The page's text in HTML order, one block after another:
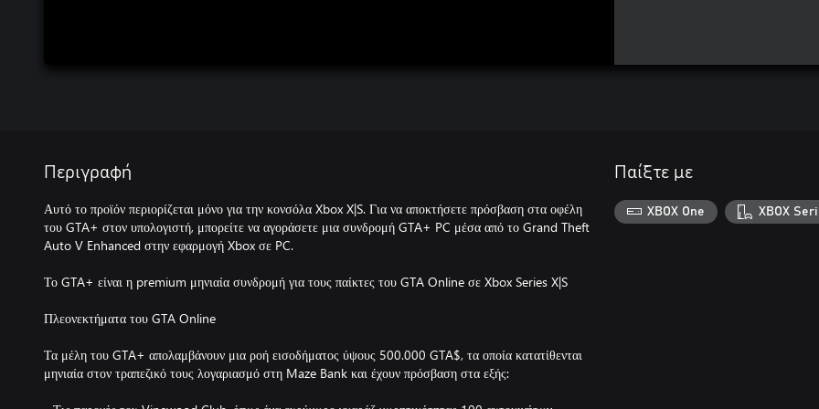
Περιγραφή
Αυτό το προϊόν περιορίζεται μόνο για την κονσόλα Xbox X|S. Για να αποκτήσετε πρόσβαση στα οφέλη
του GTA+ στον υπολογιστή, μπορείτε να αγοράσετε μια συνδρομή GTA+ PC μέσα από το Grand Theft
Auto V Enhanced στην εφαρμογή Xbox σε PC.
Το GTA+ είναι η premium μηνιαία συνδρομή για τους παίκτες του GTA Online σε Xbox Series X|S
Πλεονεκτήματα του GTA Online
Τα μέλη του GTA+ απολαμβάνουν μια ροή εισοδήματος ύψους 500.000 GTA$, τα οποία κατατίθενται
μηνιαία στον τραπεζικό τους λογαριασμό στη Maze Bank και έχουν πρόσβαση στα εξής:
Παίξτε με
XBOX One XBOX